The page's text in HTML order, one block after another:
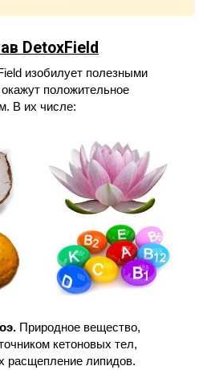
DetoxField
изобилует полезными
положительное
В их числе:
Природное вещество,
кетоновых тел,
расщепление липидов.